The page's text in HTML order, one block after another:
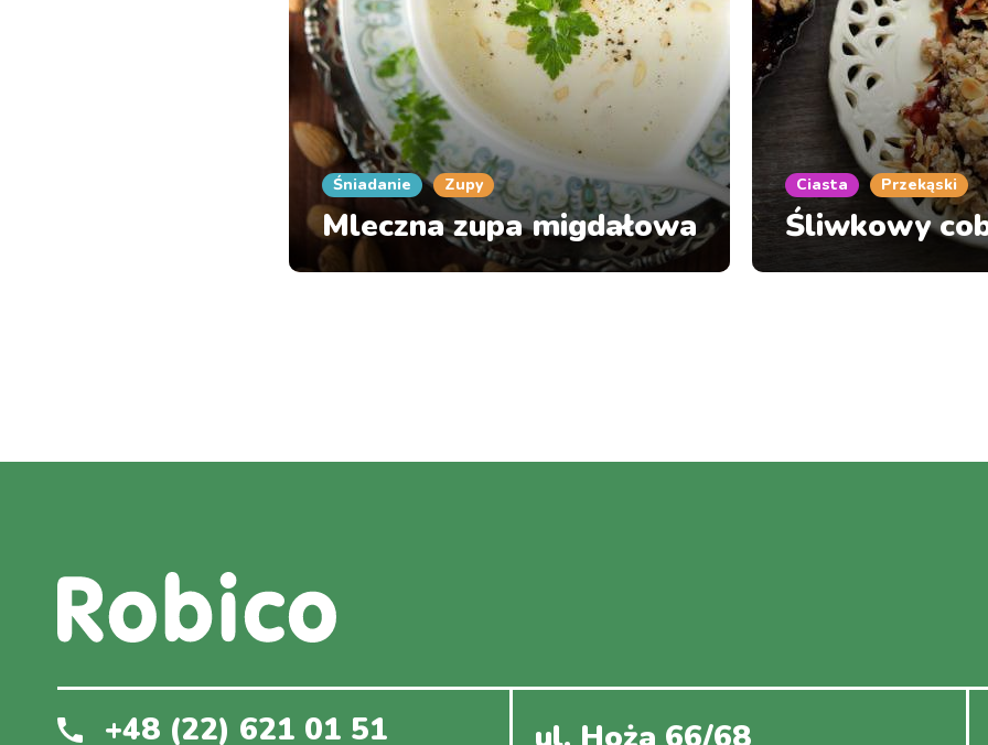
Śniadanie Zupy
Mleczna zupa migdałowa
Ciasta Przekąski
Śliwkowy
+48 (22) 621 01 51